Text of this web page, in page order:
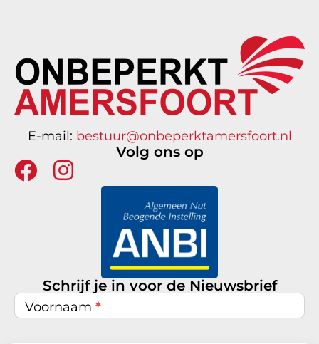
E-mail: bestuur@onbeperktamersfoort.nl
Volg ons op
Schrijf je in voor de Nieuwsbrief
Nieuwsbrief
inschrijven
Voornaam *